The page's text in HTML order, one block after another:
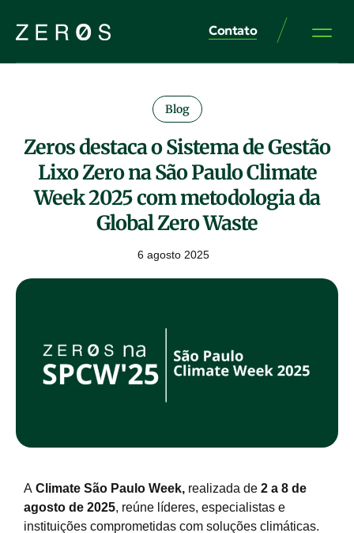
Contato
Blog
Zeros destaca o Sistema de Gestão
Lixo Zero na São Paulo Climate
Week 2025 com metodologia da
Global Zero Waste
6 agosto 2025
A Climate São Paulo Week, realizada de 2 a 8 de
agosto de 2025, reúne líderes, especialistas e
instituições comprometidas com soluções climáticas.